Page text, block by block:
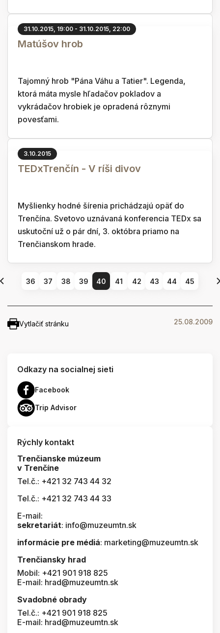
31.10.2015, 19:00 - 31.10.2015, 22:00
Matúšov hrob
Tajomný hrob "Pána Váhu a Tatier". Legenda,
ktorá máta mysle hľadačov pokladov a
vykrádačov hrobiek je opradená rôznymi
povesťami.
3.10.2015
TEDxTrenčín - V ríši divov
Myšlienky hodné šírenia prichádzajú opäť do
Trenčína. Svetovo uznávaná konferencia TEDx sa
uskutoční už o pár dní, 3. októbra priamo na
Trenčianskom hrade.
36 37 38 39 40 41 42 43 44 45
Vytlačiť stránku 25.08.2009
Odkazy na socialnej sieti
Facebook
Trip Advisor
Rýchly kontakt
Trenčianske múzeum
v Trenčíne
Tel.č.: +421 32 743 44 32
Tel.č.: +421 32 743 44 33
E-mail:
sekretariát: info@muzeumtn.sk
informácie pre médiá: marketing@muzeumtn.sk
Trenčiansky hrad
Mobil: +421 901 918 825
E-mail: hrad@muzeumtn.sk
Svadobné obrady
Tel.č.: +421 901 918 825
E-mail: hrad@muzeumtn.sk